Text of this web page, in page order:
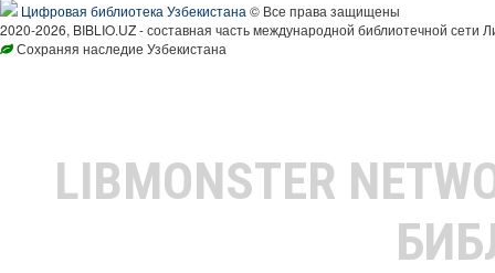
Цифровая библиотека Узбекистана © Все права защищены
2020-2026, BIBLIO.UZ - составная часть международной библиотечной сети
Сохраняя наследие Узбекистана
LIBMONSTER